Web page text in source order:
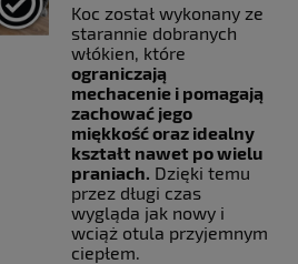
Koc został wykonany ze
starannie dobranych
włókien, które
ograniczają
mechacenie i pomagają
zachować jego
miękkość oraz idealny
kształt nawet po wielu
praniach. Dzięki temu
przez długi czas
wygląda jak nowy i
wciąż otula przyjemnym
ciepłem.